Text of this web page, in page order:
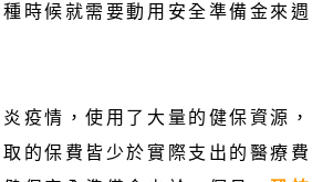
種時候就需要動用安全準備金來週
疫情，使用了大量的健保資源，
的保費皆少於實際支出的醫療費